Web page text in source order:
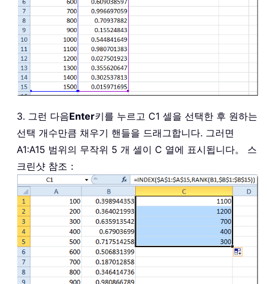
3. 그런 다음Enter키를 누르고 C1 셀을 선택한 후 원하는
선택 개수만큼 채우기 핸들을 드래그합니다. 그러면
A1:A15 범위의 무작위 5 개 셀이 C 열에 표시됩니다。 스
크린샷 참조：